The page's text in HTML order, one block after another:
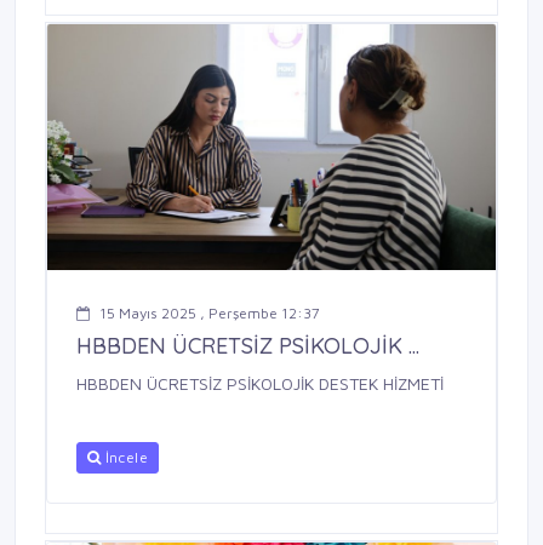
15 Mayıs 2025 , Perşembe 12:37
HBBDEN ÜCRETSİZ PSİKOLOJİK ...
HBBDEN ÜCRETSİZ PSİKOLOJİK DESTEK HİZMETİ
İncele